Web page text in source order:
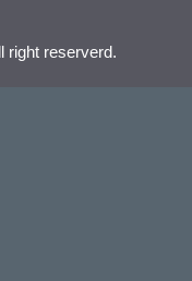
right reserverd.